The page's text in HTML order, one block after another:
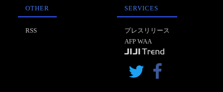
OTHER
RSS
SERVICES
プレスリリース
AFP WAA